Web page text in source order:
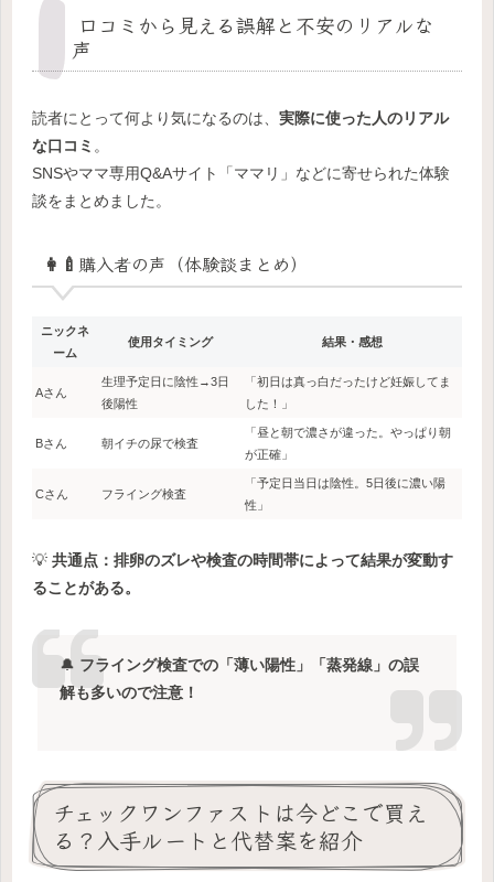
口コミから見える誤解と不安のリアルな
声
読者にとって何より気になるのは、 実際に使った人のリアル
な口コミ 。
SNSやママ専用Q&Aサイト「ママリ」などに寄せられた体験
談をまとめました。
👩‍🍼購入者の声（体験談まとめ）
ニックネ
ーム
使用タイミング 結果・感想
Aさん
生理予定日に陰性→3日
後陽性
「初日は真っ白だったけど妊娠してま
した！」
Bさん 朝イチの尿で検査
「昼と朝で濃さが違った。やっぱり朝
が正確」
Cさん フライング検査
「予定日当日は陰性。5日後に濃い陽
性」
💡 共通点：排卵のズレや検査の時間帯によって結果が変動す
ることがある。
🔔 フライング検査での「薄い陽性」「蒸発線」の誤
解も多いので注意！
チェックワンファストは今どこで買え
る？入手ルートと代替案を紹介